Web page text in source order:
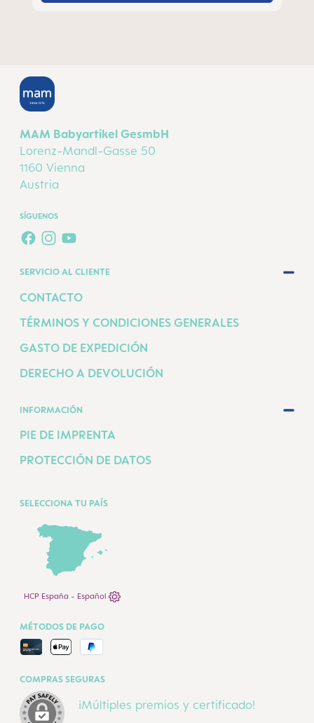
MAM Babyartikel GesmbH
Lorenz-Mandl-Gasse 50
1160 Vienna
Austria
SÍGUENOS
FACEBOOK
INSTAGRAM
YOUTUBE
SERVICIO AL CLIENTE
CONTACTO
TÉRMINOS Y CONDICIONES GENERALES
GASTO DE EXPEDICIÓN
DERECHO A DEVOLUCIÓN
INFORMACIÓN
PIE DE IMPRENTA
PROTECCIÓN DE DATOS
SELECCIONA TU PAÍS
HCP España - Español
COMPRAS SEGURAS
¡Múltiples premios y certificado!
MÉTODOS DE PAGO